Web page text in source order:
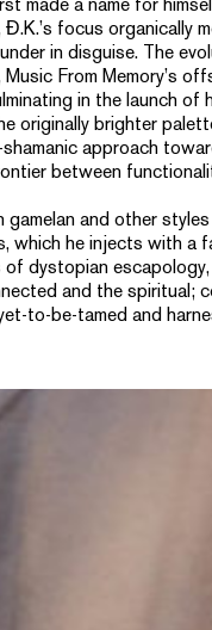
made a name for
Đ.K.’s focus organically
in disguise. The
Music From Memory’s
in the launch of
originally brighter
approach
between
gamelan and other
which he injects with a
of dystopian
and the spiritual;
to-be-tamed and